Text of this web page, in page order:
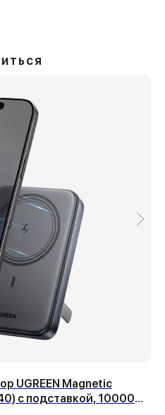
UGREEN Magnetic
с подставкой, 10000